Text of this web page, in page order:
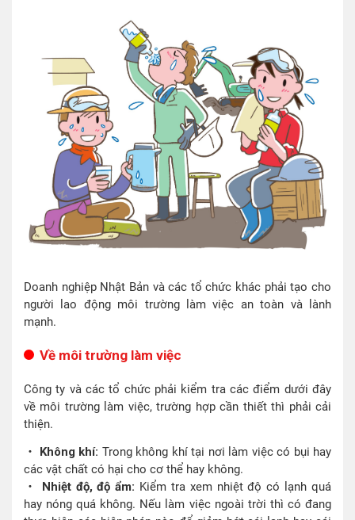
Doanh nghiệp Nhật Bản và các tổ chức khác phải tạo cho
người lao động môi trường làm việc an toàn và lành
mạnh.
Về môi trường làm việc
Công ty và các tổ chức phải kiểm tra các điểm dưới đây
về môi trường làm việc, trường hợp cần thiết thì phải cải
thiện.
・ Không khí: Trong không khí tại nơi làm việc có bụi hay
các vật chất có hại cho cơ thể hay không.
・ Nhiệt độ, độ ẩm: Kiểm tra xem nhiệt độ có lạnh quá
hay nóng quá không. Nếu làm việc ngoài trời thì có đang